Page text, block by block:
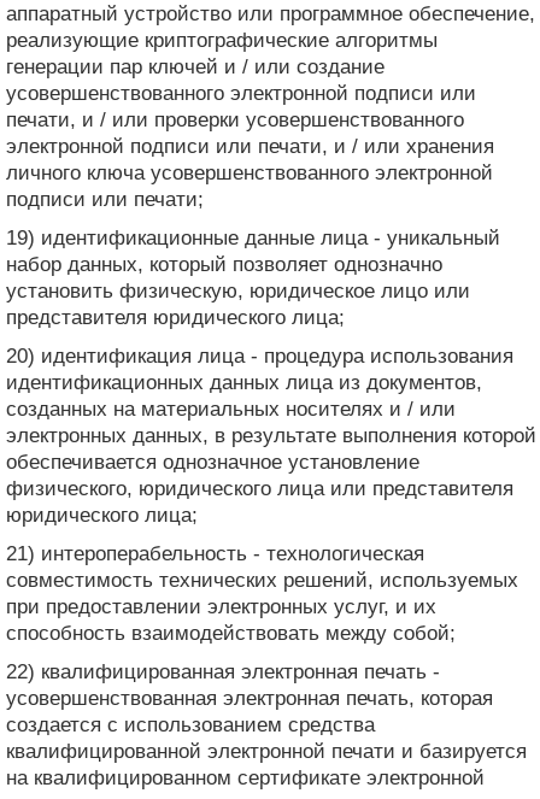
аппаратный устройство или программное обеспечение,
реализующие криптографические алгоритмы
генерации пар ключей и / или создание
усовершенствованного электронной подписи или
печати, и / или проверки усовершенствованного
электронной подписи или печати, и / или хранения
личного ключа усовершенствованного электронной
подписи или печати;
19) идентификационные данные лица - уникальный
набор данных, который позволяет однозначно
установить физическую, юридическое лицо или
представителя юридического лица;
20) идентификация лица - процедура использования
идентификационных данных лица из документов,
созданных на материальных носителях и / или
электронных данных, в результате выполнения которой
обеспечивается однозначное установление
физического, юридического лица или представителя
юридического лица;
21) интероперабельность - технологическая
совместимость технических решений, используемых
при предоставлении электронных услуг, и их
способность взаимодействовать между собой;
22) квалифицированная электронная печать -
усовершенствованная электронная печать, которая
создается с использованием средства
квалифицированной электронной печати и базируется
на квалифицированном сертификате электронной